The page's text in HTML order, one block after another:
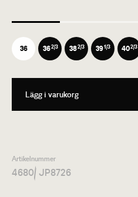
36 362/3 382/3 391/3 402/3
Lägg i varukorg
Artikelnummer
4680/ JP8726